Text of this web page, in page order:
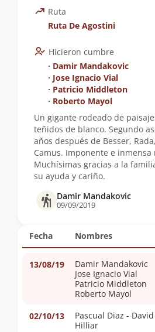
Fecha Nombres
13/08/19
Damir Mandakovic
Jose Ignacio Vial
Patricio Middleton
Roberto Mayol
02/10/13
Pascual Diaz -
Hilliar
Ruta
Ruta De Agostini
Hicieron cumbre
∙ Damir Mandakovic
∙ Jose Ignacio Vial
∙ Patricio Middleton
∙ Roberto Mayol
Un gigante rodeado de
teñidos de blanco. Segundo
años después de Besser,
Camus. Imponente e inmensa
Muchísimas gracias a la
su ayuda y cariño.
Damir Mandakovic
09/09/2019